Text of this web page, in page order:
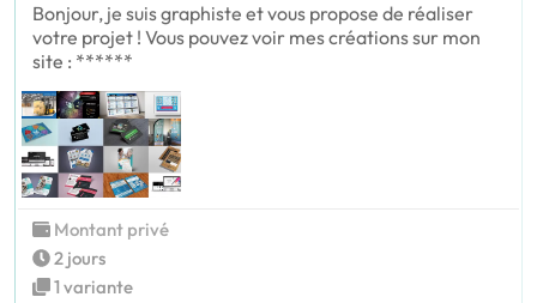
Bonjour, je suis graphiste et vous propose de réaliser
votre projet ! Vous pouvez voir mes créations sur mon
site : ******
Montant privé
2 jours
1 variante